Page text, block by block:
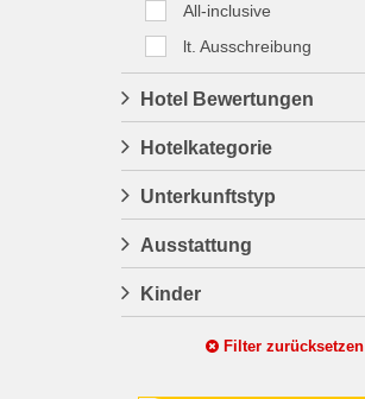
All-inclusive
lt. Ausschreibung
Hotel Bewertungen
Hotelkategorie
Unterkunftstyp
Ausstattung
Kinder
Filter zurücksetzen